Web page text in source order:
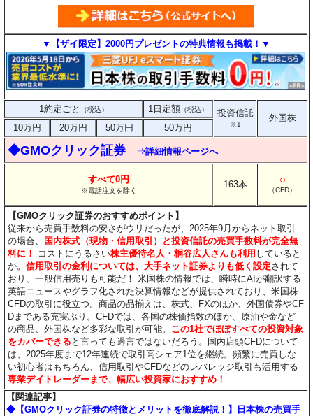
▼【ザイ限定】2000円プレゼントの特典情報も掲載！▼
1約定ごと （税込） 1日定額 （税込） 投資信託
※1
外国株
10万円
20万円 50万円 50万円
◆GMOクリック証券 ⇒詳細情報ページへ
すべて0円
※電話注文を除く
163本 ○
（CFD）
【GMOクリック証券のおすすめポイント】
従来から売買手数料の安さがウリだったが、2025年9月からネット取引
の場合、
国内株式（現物・信用取引）と投資信託の売買手数料が完全無
料に！
コストにうるさい株主優待名人・桐谷広人さんも利用 していると
か。信用取引の金利については、大手ネット証券よりも低く設定されて
おり、一般信用売りも可能だ！ 米国株の情報では、瞬時にAIが翻訳する
英語ニュースやグラフ化された決算情報などが提供されており、米国株
CFDの取引に役立つ。商品の品揃えは、株式、FXのほか、外国債券やCF
Dまである充実ぶり。CFDでは、各国の株価指数のほか、原油や金など
の商品、外国株など多彩な取引が可能。 この1社でほぼすべての投資対象
をカバーできる と言っても過言ではないだろう。国内店頭CFDについて
は、2025年度まで12年連続で取引高シェア1位を継続。頻繁に売買しな
い初心者はもちろん、信用取引やCFDなどのレバレッジ取引も活用する
専業デイトレーダーまで、幅広い投資家におすすめ！
【関連記事】
◆【GMOクリック証券の特徴とメリットを徹底解説！】日本株の売買手